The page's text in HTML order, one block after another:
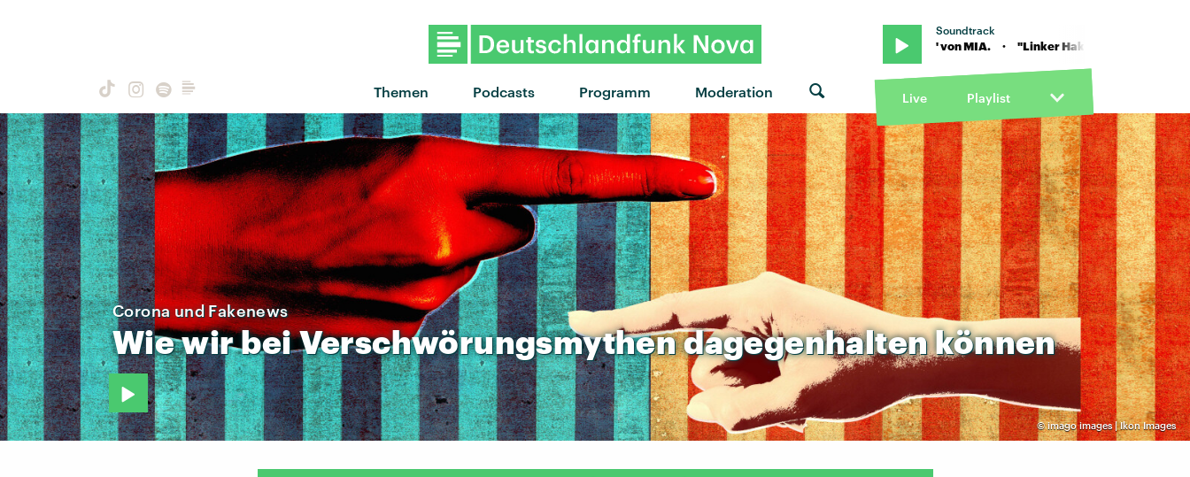
Themen Podcasts Programm Moderation
Soundtrack
"Linker Haken" von MIA. · "Linker Haken" von MIA. · "Linker Haken" von MIA.
Live Playlist
©imago images | Ikon Images
Corona und Fakenews
WiewirbeiVerschwörungsmythendagegenhaltenkönnen